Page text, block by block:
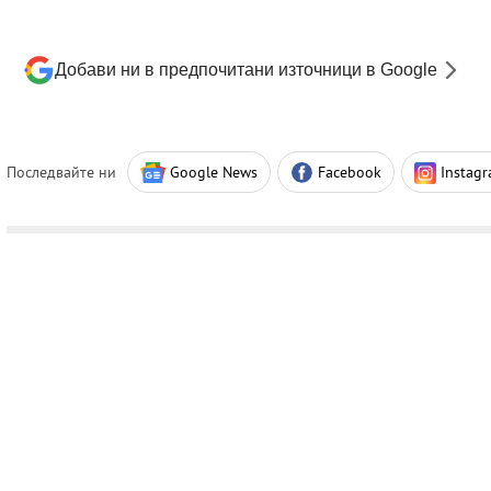
Добави ни в предпочитани източници в Google
Последвайте ни Google News Facebook